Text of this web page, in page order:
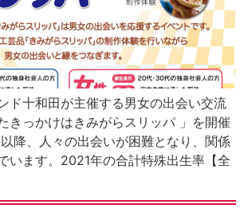
ド十和田が主催する男女の出会い交流
きっかけはきみがらスリッパ 」を開催
降、人々の出会いが困難となり、関係
います。2021年の合計特殊出生率【全